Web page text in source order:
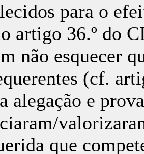
para o
artigo 36.º do
não esquecer
(cf.
alegação e
que